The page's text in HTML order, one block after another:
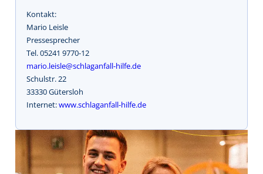
Kontakt:
Mario Leisle
Pressesprecher
Tel. 05241 9770-12
mario.leisle@schlaganfall-hilfe.de
Schulstr. 22
33330 Gütersloh
Internet:www.schlaganfall-hilfe.de